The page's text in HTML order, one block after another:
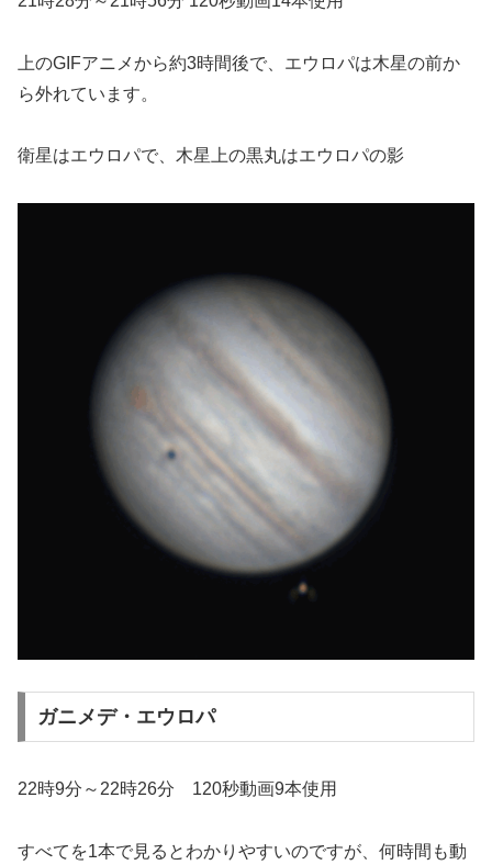
上のGIFアニメから約3時間後で、エウロパは木星の前か
ら外れています。
衛星はエウロパで、木星上の黒丸はエウロパの影
ガニメデ・エウロパ
22時9分～22時26分 120秒動画9本使用
すべてを1本で見るとわかりやすいのですが、何時間も動